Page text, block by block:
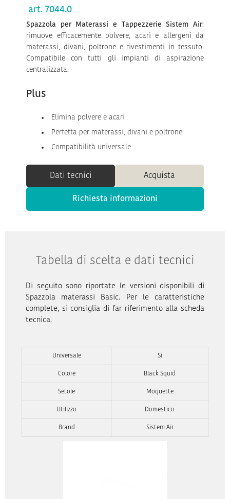
art. 7044.0
Spazzola per Materassi e Tappezzerie Sistem Air:
rimuove efficacemente polvere, acari e allergeni da
materassi, divani, poltrone e rivestimenti in tessuto.
Compatibile con tutti gli impianti di aspirazione
centralizzata.
Plus
Elimina polvere e acari
Perfetta per materassi, divani e poltrone
Compatibilità universale
Dati tecnici Acquista
Richiesta informazioni
Tabella di scelta e dati tecnici
Di seguito sono riportate le versioni disponibili di
Spazzola materassi Basic. Per le caratteristiche
complete, si consiglia di far riferimento alla scheda
tecnica.
Universale Si
Colore Black Squid
Setole Moquette
Utilizzo Domestico
Brand Sistem Air